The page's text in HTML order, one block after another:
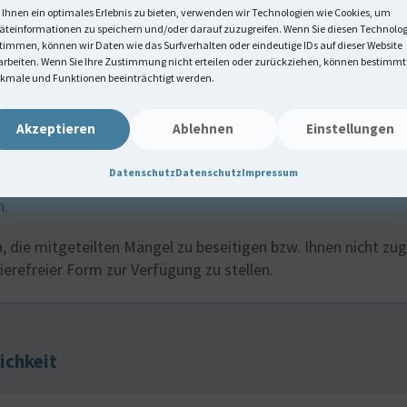
Ihnen ein optimales Erlebnis zu bieten, verwenden wir Technologien wie Cookies, um
zu speichern und/oder darauf zuzugreifen. Wenn Sie diesen
können wir Daten wie das Surfverhalten oder eindeutige IDs auf dieser Website
Wenn Sie Ihre Zustimmung nicht erteilen oder zurückziehen, können
und Funktionen beeinträchtigt werden.
Akzeptieren Ablehnen Einstellungen
DatenschutzDatenschutzImpressum
Anmerkungen oder Fragen zur digitalen
barrierefreien Zugang zu Inhalten der Website
Sie Zugang zu nicht barrierefreien Inhalten? Dann
die mitgeteilten Mängel zu beseitigen bzw. Ihnen nicht
Form zur Verfügung zu stellen.